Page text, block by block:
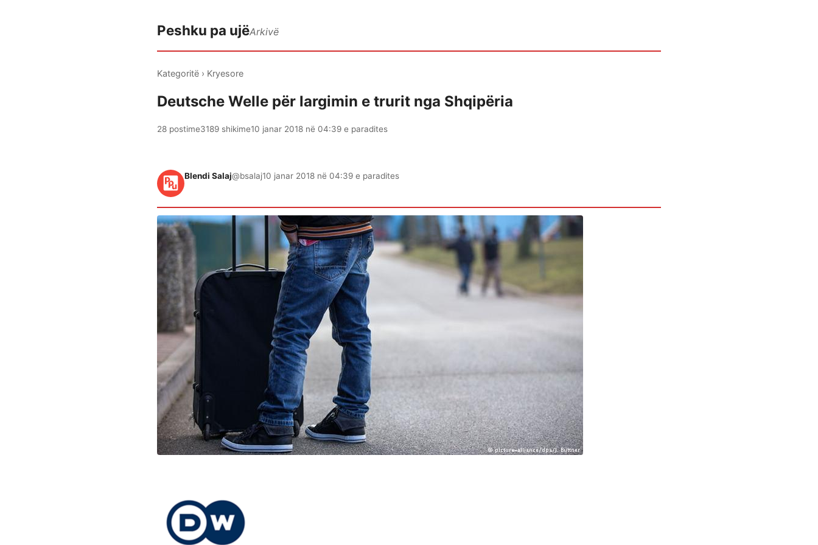
Peshku pa ujëArkivë
Kategoritë › Kryesore
Deutsche Welle për largimin e trurit nga Shqipëria
28 postime3189 shikime10 janar 2018 në 04:39 e paradites
Blendi Salaj@bsalaj10 janar 2018 në 04:39 e paradites